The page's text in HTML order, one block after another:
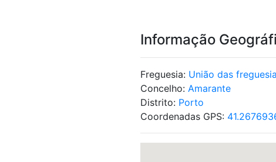
Informação
Freguesia: União das
Concelho: Amarante
Distrito: Porto
Coordenadas GPS: